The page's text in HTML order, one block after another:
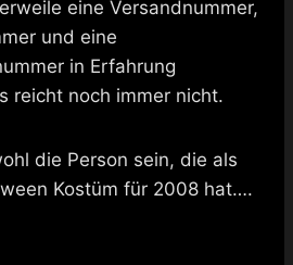
eine Versandnummer,
und eine
in Erfahrung
reicht noch immer nicht.
die Person sein, die als
Kostüm für 2008 hat….